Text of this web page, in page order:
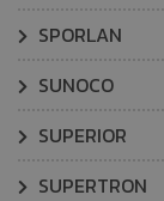
SPORLAN
SUNOCO
SUPERIOR
SUPERTRON